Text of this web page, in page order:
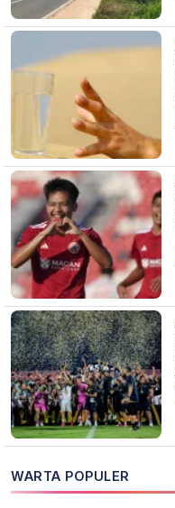
WARTA POPULER